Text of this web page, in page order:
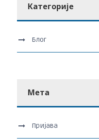
Категорије
Блог
Мета
Пријава